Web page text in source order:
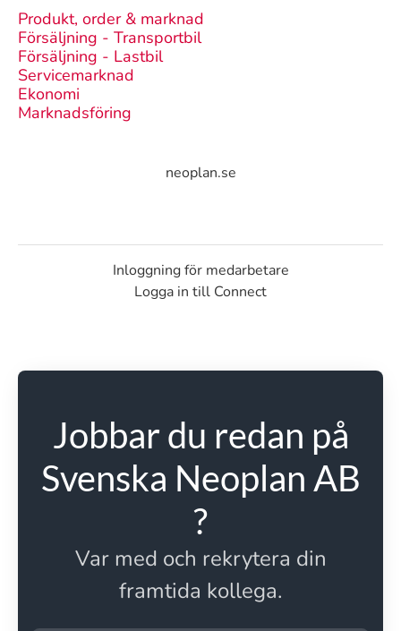
Produkt, order & marknad
Försäljning - Transportbil
Försäljning - Lastbil
Servicemarknad
Ekonomi
Marknadsföring
neoplan.se
Inloggning för medarbetare
Logga in till Connect
Jobbar du redan på
Svenska Neoplan AB
?
Var med och rekrytera din
framtida kollega.